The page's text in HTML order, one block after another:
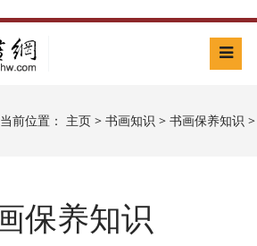
当前位置： 主页> 书画知识 > 书画保养知识 >
保养知识